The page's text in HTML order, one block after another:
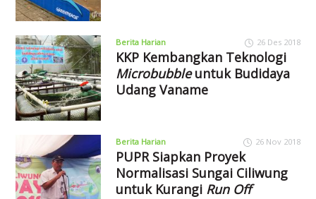
Berita Harian 26 Des 2018
KKP Kembangkan Teknologi
Microbubbleuntuk Budidaya
Udang Vaname
Berita Harian 26 Nov 2018
PUPR Siapkan Proyek
Normalisasi Sungai Ciliwung
untuk Kurangi Run Off